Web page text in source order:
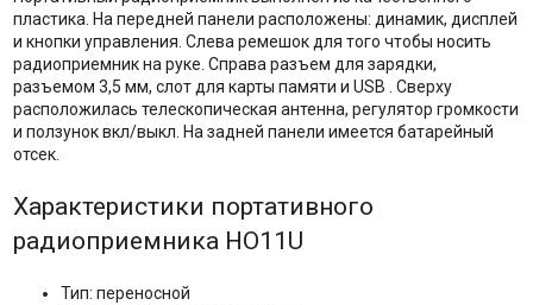
пластика. На передней панели расположены: динамик, дисплей
и кнопки управления. Слева ремешок для того чтобы носить
радиоприемник на руке. Справа разъем для зарядки,
разъемом 3,5 мм, слот для карты памяти и USB . Сверху
расположилась телескопическая антенна, регулятор громкости
и ползунок вкл/выкл. На задней панели имеется батарейный
отсек.
Характеристики портативного
радиоприемника HO11U
Тип: переносной